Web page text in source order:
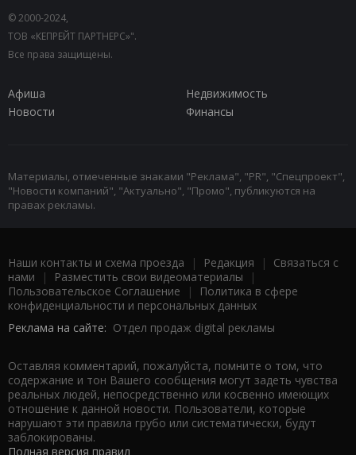
© 2000-2024,
ТОВ «КЕПРЕЙТ ПАРТНЕРС»".
Все права защищены.
Афиша
Недвижимость
Новости
Финансы
Материалы, отмеченные знаками "Реклама", "PR", "Спецпроект",
"Новости компаний", "Актуально", "Промо", публикуются на
правах рекламы.
Наши контакты и схема проезда | Редакция | Связаться с
нами | Разместить свои видеоматериалы |
Пользовательское Соглашение |
Политика в сфере
конфиденциальности и персональных данных
Реклама на сайте: Отдел продаж digital рекламы
Оставляя комментарий, пожалуйста, помните о том, что
содержание и тон Вашего сообщения могут задеть чувства
реальных людей, непосредственно или косвенно имеющих
отношение к данной новости. Пользователи, которые
нарушают эти правила грубо или систематически, будут
заблокированы.
Полная версия правил